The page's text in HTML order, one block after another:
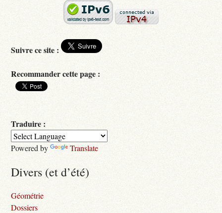
Suivre ce site :
Recommander cette page :
Traduire :
Powered by Translate
Divers (et d’été)
Géométrie
Dossiers